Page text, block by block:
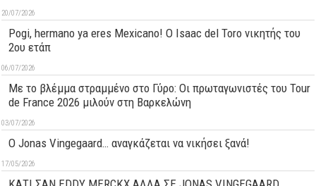
20/07/2026
Pogi, hermano ya eres Mexicano! Ο Ιsaac del Toro νικητής του
2ου ετάπ
06/07/2026
Με το βλέμμα στραμμένο στο Γύρο: Οι πρωταγωνιστές του Tour
de France 2026 μιλούν στη Βαρκελώνη
03/07/2026
O Jonas Vingegaard… αναγκάζεται να νικήσει ξανά!
17/05/2026